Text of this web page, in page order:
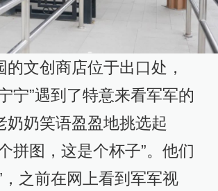
的文创商店位于出口处，
宁”遇到了特意来看军军的
奶奶笑语盈盈地挑选起
拼图，这是个杯子”。他们
，之前在网上看到军军视